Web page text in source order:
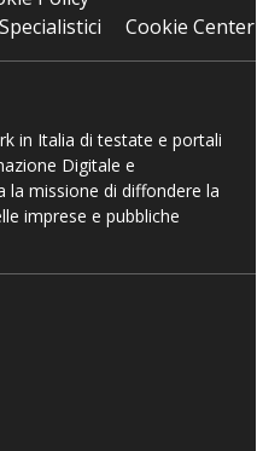
Cookie Center
in Italia di testate e portali
Digitale e
la missione di diffondere la
imprese e pubbliche